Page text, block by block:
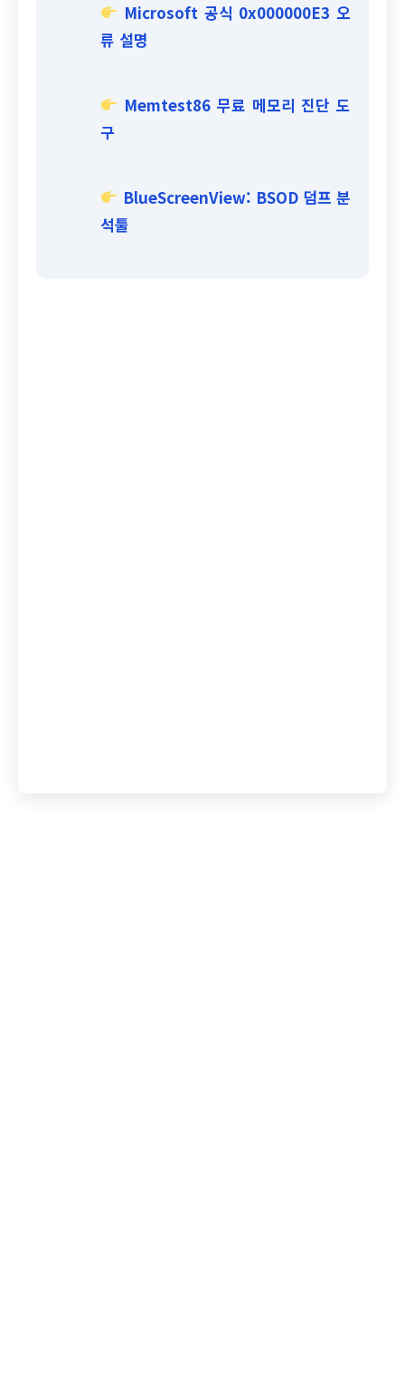
Microsoft 공식 0x000000E3 오
류 설명
Memtest86 무료 메모리 진단 도
구
BlueScreenView: BSOD 덤프 분
석툴